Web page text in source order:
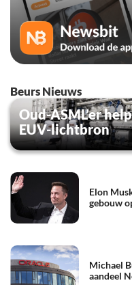
Beurs Nieuws
Oud-ASML’er
EUV-lichtbron
Elon
gebouw
Michael
aandeel